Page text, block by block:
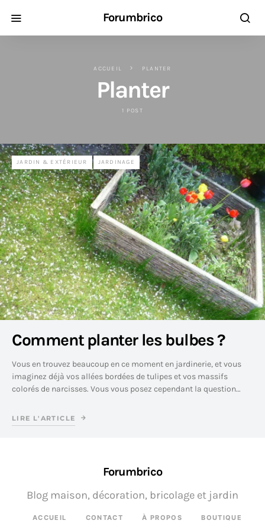
Forumbrico
ACCUEIL PLANTER
Planter
1 POST
JARDIN & EXTÉRIEUR JARDINAGE
Comment planter les bulbes ?
Vous en trouvez beaucoup en ce moment en jardinerie, et vous
imaginez déjà vos allées bordées de tulipes et vos massifs
colorés de narcisses. Vous vous posez cependant la question…
LIRE L'ARTICLE
Forumbrico
ACCUEIL CONTACT À PROPOS BOUTIQUE
Blog maison, décoration, bricolage et jardin